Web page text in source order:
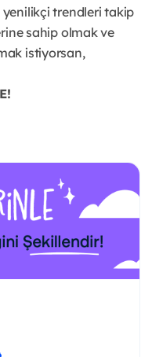
yenilikçi trendleri takip
sahip olmak ve
istiyorsan,